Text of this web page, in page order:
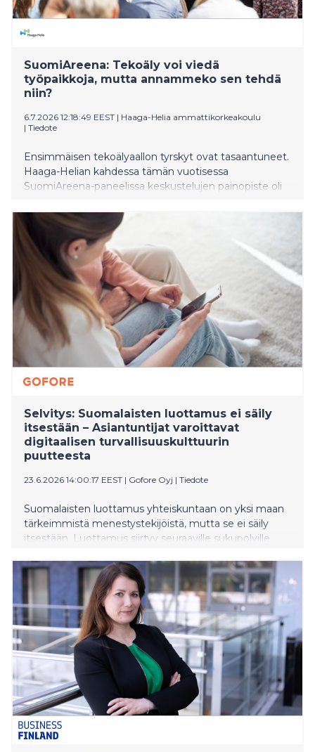
SuomiAreena: Tekoäly voi viedä
työpaikkoja, mutta annammeko sen tehdä
niin?
6.7.2026 12:18:49 EEST | Haaga-Helia ammattikorkeakoulu
| Tiedote
Ensimmäisen tekoälyaallon tyrskyt ovat tasaantuneet.
Haaga-Helian kahdessa tämän vuotisessa
SuomiAreena-paneelissa keskustelujen painopiste oli
työllisyyden ja tasa-arvon näkökulmista?
Selvitys: Suomalaisten luottamus ei säily
itsestään – Asiantuntijat varoittavat
digitaalisen turvallisuuskulttuurin
puutteesta
23.6.2026 14:00:17 EEST | Gofore Oyj | Tiedote
Suomalaisten luottamus yhteiskuntaan on yksi maan
tärkeimmistä menestystekijöistä, mutta se ei säily
itsestään. Luottamus siirtyy seuraaville sukupolville
selviää digitaalisen transformaation konsulttiyhtiö
Goforen tutkimuslaitos Verianilla teettämästä
selvityksestä. 15 yhteiskunnallisesti merkittävän
johtajan ja johtavan asiantuntijan haastatteluihin
perustuva selvitys tunnistaa viisi jännitettä, jotka
haastavat suomalaisen yhteiskunnan luottamuspohjaa
juuri nyt. Selvitys nostaa keskiöön kysymyksen, kuka
johtaa kokonaisturvallisuuden kulttuuria Suomessa.